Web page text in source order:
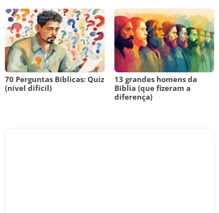
70 Perguntas Bíblicas: Quiz
(nível difícil)
13 grandes homens da
Bíblia (que fizeram a
diferença)